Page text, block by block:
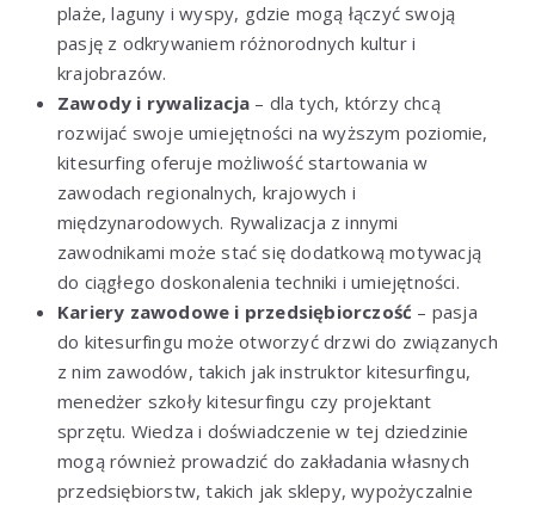
plaże, laguny i wyspy, gdzie mogą łączyć swoją
pasję z odkrywaniem różnorodnych kultur i
krajobrazów.
Zawody i rywalizacja – dla tych, którzy chcą
rozwijać swoje umiejętności na wyższym poziomie,
kitesurfing oferuje możliwość startowania w
zawodach regionalnych, krajowych i
międzynarodowych. Rywalizacja z innymi
zawodnikami może stać się dodatkową motywacją
do ciągłego doskonalenia techniki i umiejętności.
Kariery zawodowe i przedsiębiorczość – pasja
do kitesurfingu może otworzyć drzwi do związanych
z nim zawodów, takich jak instruktor kitesurfingu,
menedżer szkoły kitesurfingu czy projektant
sprzętu. Wiedza i doświadczenie w tej dziedzinie
mogą również prowadzić do zakładania własnych
przedsiębiorstw, takich jak sklepy, wypożyczalnie